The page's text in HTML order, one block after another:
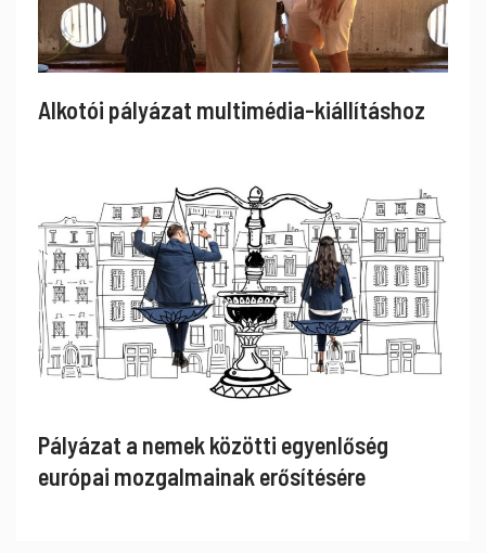
Alkotói pályázat multimédia-kiállításhoz
Pályázat a nemek közötti egyenlőség
európai mozgalmainak erősítésére